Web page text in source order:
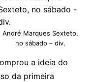
André Marques Sexteto,
no sábado – div.
a ideia do
da primeira